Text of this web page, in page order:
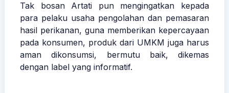
Tak bosan Artati pun mengingatkan kepada
para pelaku usaha pengolahan dan pemasaran
hasil perikanan, guna memberikan kepercayaan
pada konsumen, produk dari UMKM juga harus
aman dikonsumsi, bermutu baik, dikemas
dengan label yang informatif.